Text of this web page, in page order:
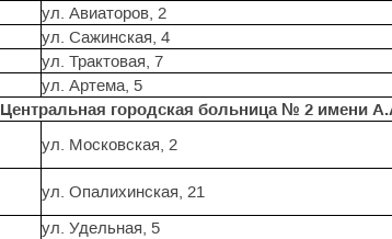
ул. Авиаторов, 2
ул. Сажинская, 4
ул. Трактовая, 7
ул. Артема, 5
Центральная городская больница № 2 имени
ул. Московская, 2
ул. Опалихинская, 21
ул. Удельная, 5